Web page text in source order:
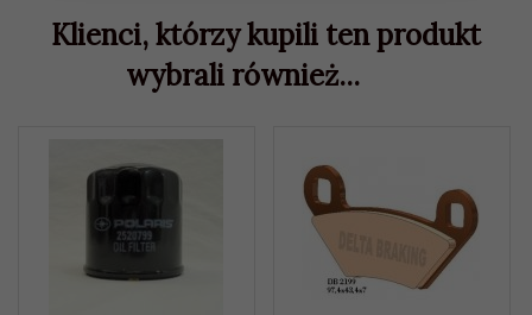
Klienci, którzy kupili ten produkt
wybrali również...